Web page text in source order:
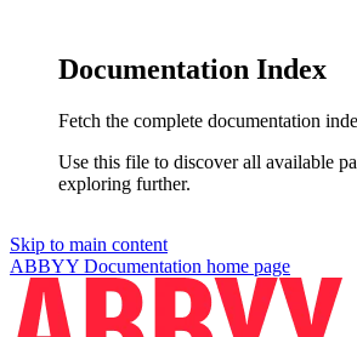
Documentation Index
Fetch the complete documentation
Use this file to discover all available
exploring further.
Skip to main content
ABBYY Documentation home page